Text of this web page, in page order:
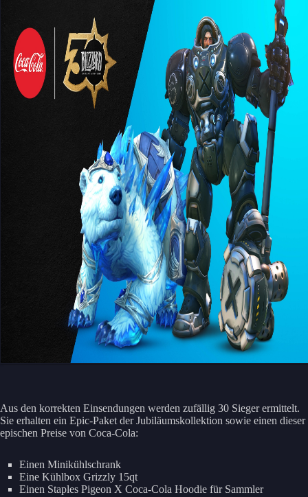
Aus den korrekten Einsendungen werden zufällig 30 Sieger ermittelt.
Sie erhalten ein Epic-Paket der Jubiläumskollektion sowie einen dieser
epischen Preise von Coca-Cola:
Einen Minikühlschrank
Eine Kühlbox Grizzly 15qt
Einen Staples Pigeon X Coca-Cola Hoodie für Sammler